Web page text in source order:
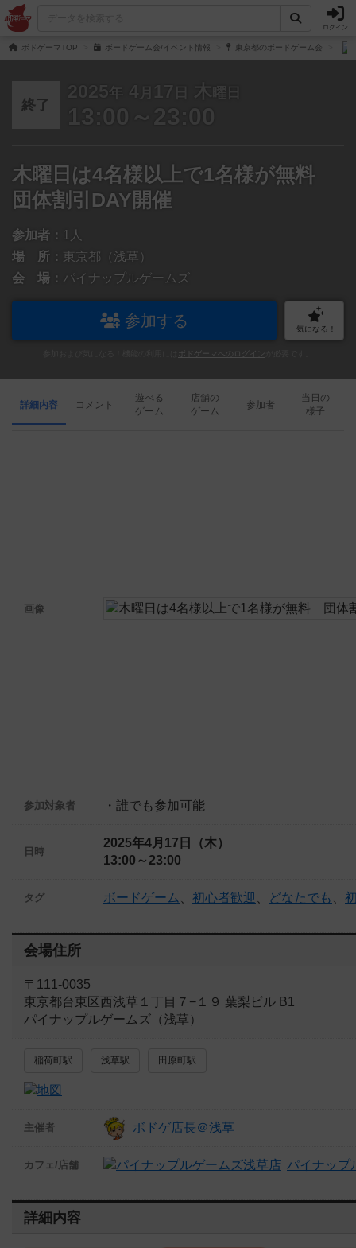
ログイン
ボドゲーマTOP ボードゲーム会/イベント情報 東京都のボードゲーム会
終了
2025 年 4 月 17 日 木 曜日
13:00～23:00
木曜日は4名様以上で1名様が無料
団体割引DAY開催
参加者： 1人
場 所： 東京都（浅草）
会 場： パイナップルゲームズ
参加する 気になる！
ボドゲーマへのログイン
詳細内容 コメント
遊べる
ゲーム
店舗の
ゲーム
参加者
当日の
様子
画像
参加対象者 ・誰でも参加可能
日時
2025年4月17日（木）
13:00～23:00
タグ ボードゲーム 初心者歓迎 どなたでも
会場住所
〒111-0035
東京都台東区西浅草１丁目７−１９ 葉梨ビル B1
パイナップルゲームズ（浅草）
稲荷町駅 浅草駅 田原町駅
主催者 ボドゲ店長＠浅草
カフェ/店舗 パイナップ
詳細内容